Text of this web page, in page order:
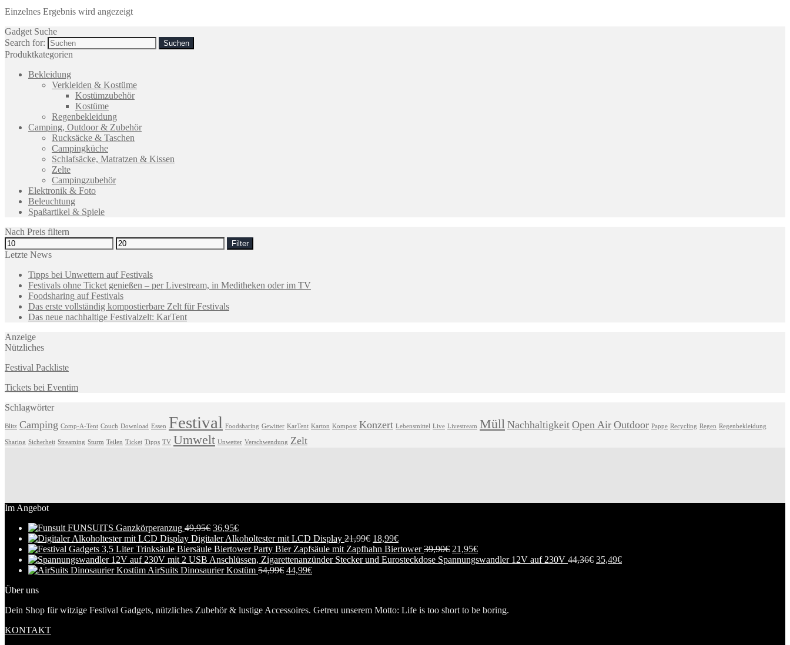
Einzelnes Ergebnis wird angezeigt
Gadget Suche
Search for:
Produktkategorien
Bekleidung
Verkleiden & Kostüme
Kostümzubehör
Kostüme
Regenbekleidung
Camping, Outdoor & Zubehör
Rucksäcke & Taschen
Campingküche
Schlafsäcke, Matratzen & Kissen
Zelte
Campingzubehör
Elektronik & Foto
Beleuchtung
Spaßartikel & Spiele
Nach Preis filtern
Filter
Letzte News
Tipps bei Unwettern auf Festivals
Festivals ohne Ticket genießen – per Livestream, in Meditheken oder im TV
Foodsharing auf Festivals
Das erste vollständig kompostierbare Zelt für Festivals
Das neue nachhaltige Festivalzelt: KarTent
Anzeige
Nützliches
Festival Packliste
Tickets bei Eventim
Schlagwörter
Blitz Camping Comp-A-Tent Couch Download Essen Festival Foodsharing Gewitter KarTent Karton Kompost Konzert Lebensmittel Live Livestream Müll Nachhaltigkeit Open Air Outdoor Pappe Recycling Regen Regenbekleidung
Sharing Sicherheit Streaming Sturm Teilen Ticket Tipps TV Umwelt Unwetter Verschwendung Zelt
Im Angebot
FUNSUITS Ganzkörperanzug 49,95€ 36,95€
Digitaler Alkoholtester mit LCD Display 21,99€ 18,99€
Biertower 39,90€ 21,95€
Spannungswandler 12V auf 230V 44,36€ 35,49€
AirSuits Dinosaurier Kostüm 54,99€ 44,99€
Über uns
Dein Shop für witzige Festival Gadgets, nützliches Zubehör & lustige Accessoires. Getreu unserem Motto: Life is too short to be boring.
KONTAKT